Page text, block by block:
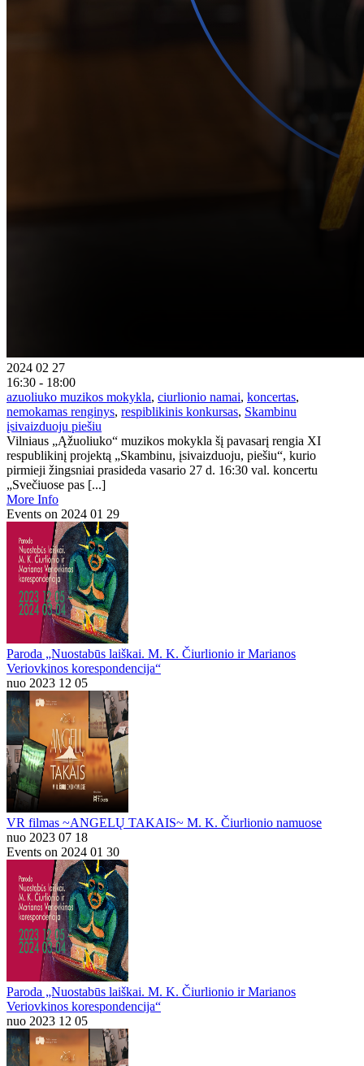
2024 02 27
16:30 - 18:00
azuoliuko muzikos mokykla, ciurlionio namai, koncertas,
nemokamas renginys, respiblikinis konkursas, Skambinu
įsivaizduoju piešiu
Vilniaus „Ąžuoliuko“ muzikos mokykla šį pavasarį rengia XI
respublikinį projektą „Skambinu, įsivaizduoju, piešiu“, kurio
pirmieji žingsniai prasideda vasario 27 d. 16:30 val. koncertu
„Svečiuose pas [...]
More Info
Events on 2024 01 29
Paroda „Nuostabūs laiškai. M. K. Čiurlionio ir Marianos
Veriovkinos korespondencija“
nuo 2023 12 05
VR filmas ~ANGELŲ TAKAIS~ M. K. Čiurlionio namuose
nuo 2023 07 18
Events on 2024 01 30
Paroda „Nuostabūs laiškai. M. K. Čiurlionio ir Marianos
Veriovkinos korespondencija“
nuo 2023 12 05